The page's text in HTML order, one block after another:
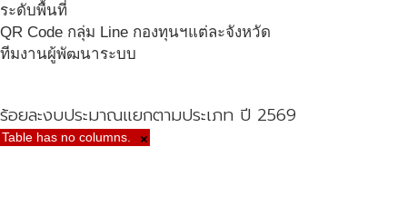
ระดับพื้นที่
QR Code กลุ่ม Line กองทุนฯแต่ละจังหวัด
ทีมงานผู้พัฒนาระบบ
ร้อยละงบประมาณแยกตามประเภท ปี 2569
Table has no columns. ×